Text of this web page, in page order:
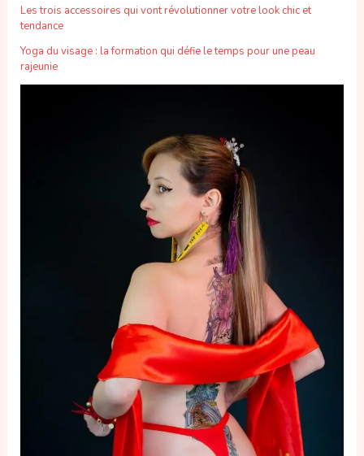
Les trois accessoires qui vont révolutionner votre look chic et
tendance
Yoga du visage : la formation qui défie le temps pour une peau
rajeunie